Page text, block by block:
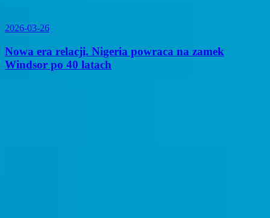
2026-03-26
Nowa era relacji. Nigeria powraca na zamek
Windsor po 40 latach